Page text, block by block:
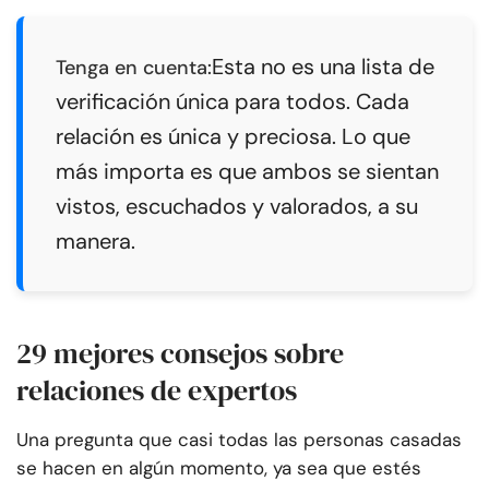
Tenga en cuenta:Esta no es una lista de
verificación única para todos. Cada
relación es única y preciosa. Lo que
más importa es que ambos se sientan
vistos, escuchados y valorados, a su
manera.
29 mejores consejos sobre
relaciones de expertos
Una pregunta que casi todas las personas casadas
se hacen en algún momento, ya sea que estés